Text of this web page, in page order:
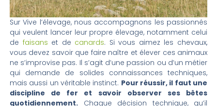
Sur Vive l’élevage, nous accompagnons les passionnés
qui veulent lancer leur propre élevage, notamment celui
de faisans et de canards. Si vous aimez les chevaux,
vous devez savoir que faire naître et élever ces animaux
ne s’improvise pas. Il s’agit d’une passion ou d’un métier
qui demande de solides connaissances techniques,
mais aussi un véritable instinct. Pour réussir, il faut une
discipline de fer et savoir observer ses bêtes
quotidiennement. Chaque décision technique, qu’il